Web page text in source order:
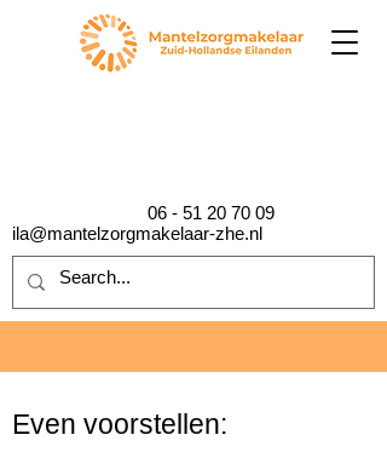
06 - 51 20 70 09
ila@mantelzorgmakelaar-zhe.nl
Even voorstellen: